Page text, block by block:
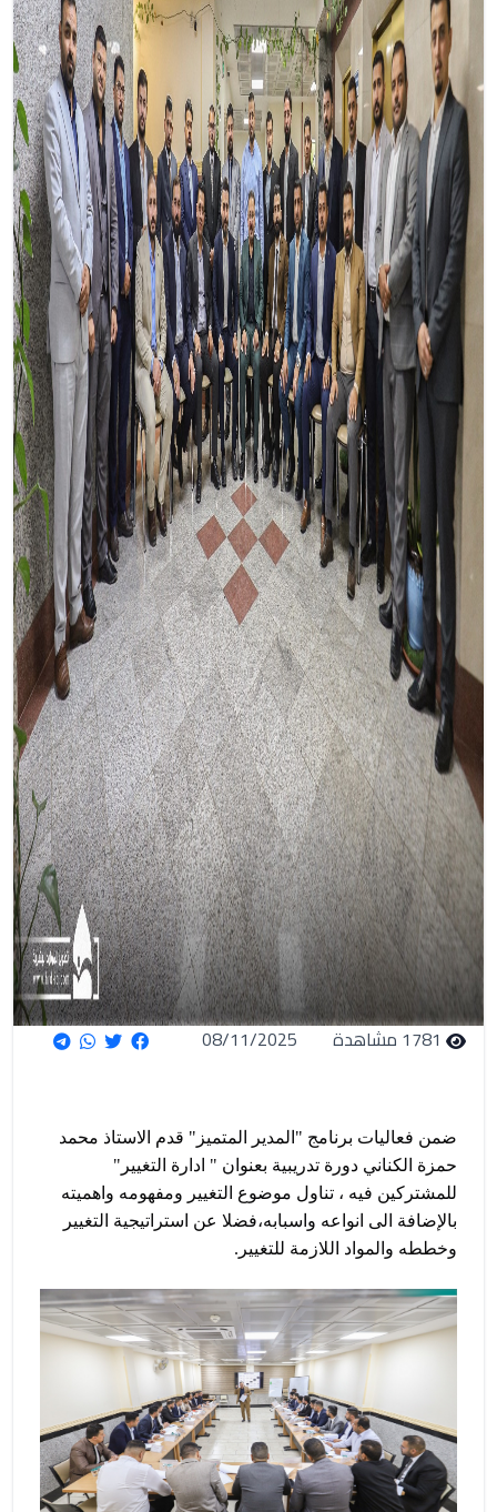
1781 مشاهدة 08/11/2025
ضمن فعاليات برنامج "المدير المتميز" قدم الاستاذ محمد
حمزة الكناني دورة تدريبية بعنوان " ادارة التغيير"
للمشتركين فيه ، تناول موضوع التغيير ومفهومه واهميته
بالإضافة الى انواعه واسبابه،فضلا عن استراتيجية التغيير
وخططه والمواد اللازمة للتغيير.